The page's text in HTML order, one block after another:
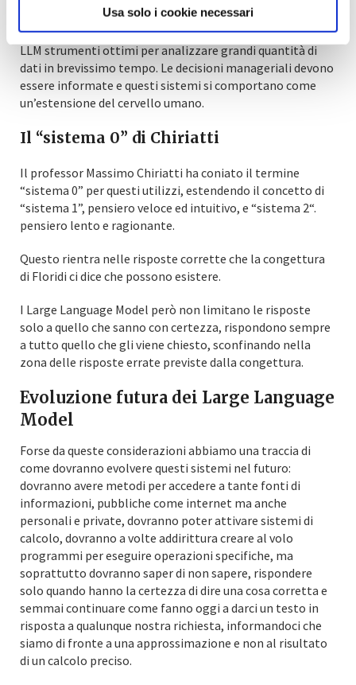
Usa solo i cookie necessari
La capacità di colloquiare in linguaggio naturale e queste
conoscenze apprese leggendo infiniti testi fanno degli
LLM strumenti ottimi per analizzare grandi quantità di
dati in brevissimo tempo. Le decisioni manageriali devono
essere informate e questi sistemi si comportano come
un’estensione del cervello umano.
Il “sistema 0” di Chiriatti
Il professor Massimo Chiriatti ha coniato il termine
“sistema 0” per questi utilizzi, estendendo il concetto di
“sistema 1”, pensiero veloce ed intuitivo, e “sistema 2“.
pensiero lento e ragionante.
Questo rientra nelle risposte corrette che la congettura
di Floridi ci dice che possono esistere.
I Large Language Model però non limitano le risposte
solo a quello che sanno con certezza, rispondono sempre
a tutto quello che gli viene chiesto, sconfinando nella
zona delle risposte errate previste dalla congettura.
Evoluzione futura dei Large Language
Model
Forse da queste considerazioni abbiamo una traccia di
come dovranno evolvere questi sistemi nel futuro:
dovranno avere metodi per accedere a tante fonti di
informazioni, pubbliche come internet ma anche
personali e private, dovranno poter attivare sistemi di
calcolo, dovranno a volte addirittura creare al volo
programmi per eseguire operazioni specifiche, ma
soprattutto dovranno saper di non sapere, rispondere
solo quando hanno la certezza di dire una cosa corretta e
semmai continuare come fanno oggi a darci un testo in
risposta a qualunque nostra richiesta, informandoci che
siamo di fronte a una approssimazione e non al risultato
di un calcolo preciso.